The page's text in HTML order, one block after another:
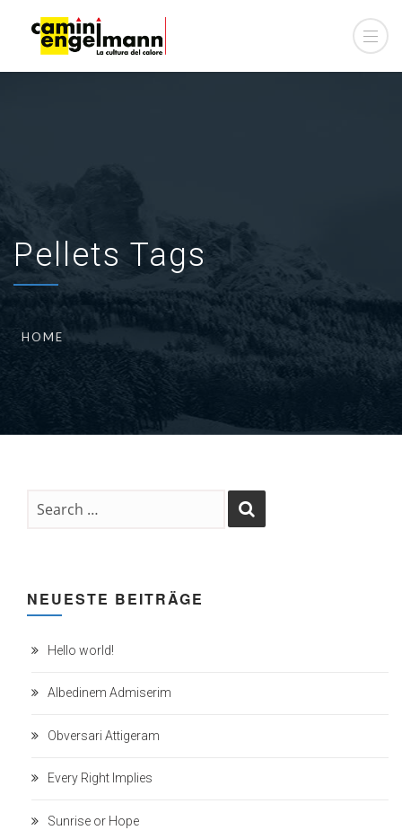
Pellets Tags
HOME
NEUESTE BEITRÄGE
Hello world!
Albedinem Admiserim
Obversari Attigeram
Every Right Implies
Sunrise or Hope